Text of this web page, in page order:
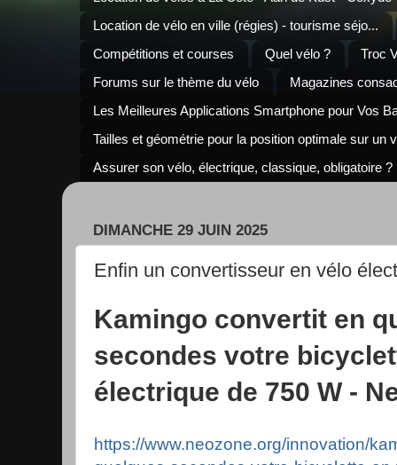
Location de vélo en ville (régies) - tourisme séjo...
Compétitions et courses
Quel vélo ?
Troc
Forums sur le thème du vélo
Magazines
Les Meilleures Applications Smartphone pour Vos
Tailles et géométrie pour la position optimale sur un
Assurer son vélo, électrique, classique, obligatoire ?
DIMANCHE 29 JUIN 2025
Enfin un convertisseur en vélo
Kamingo convertit en
secondes votre
électrique de 750 W -
https://www.neozone.org/innovation/